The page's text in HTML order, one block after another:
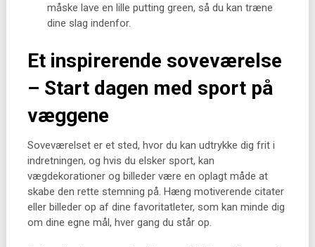
måske lave en lille putting green, så du kan træne
dine slag indenfor.
Et inspirerende soveværelse
– Start dagen med sport på
væggene
Soveværelset er et sted, hvor du kan udtrykke dig frit i
indretningen, og hvis du elsker sport, kan
vægdekorationer og billeder være en oplagt måde at
skabe den rette stemning på. Hæng motiverende citater
eller billeder op af dine favoritatleter, som kan minde dig
om dine egne mål, hver gang du står op.